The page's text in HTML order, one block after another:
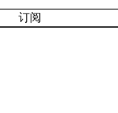
订阅